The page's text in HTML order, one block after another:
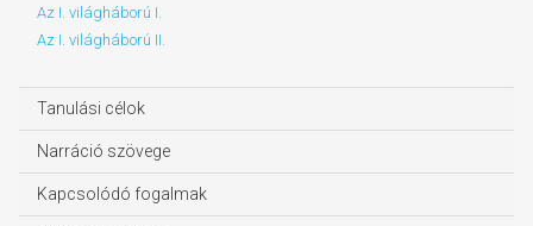
Az I. világháború I.
Az I. világháború II.
Tanulási célok
Narráció szövege
Kapcsolódó fogalmak